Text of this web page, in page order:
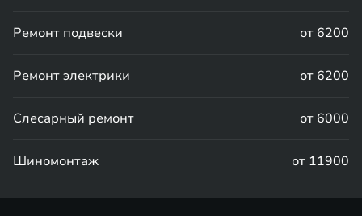
Ремонт подвески от 6200
Ремонт электрики от 6200
Слесарный ремонт от 6000
Шиномонтаж от 11900